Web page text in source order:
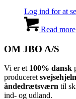
Log ind for at
Read more
OM JBO A/S
Vi er et 100% dansk
produceret
åndedrætsværn til
ind- og udland.